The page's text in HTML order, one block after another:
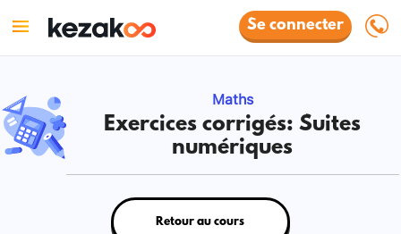
Se connecter
Maths
Exercices corrigés: Suites
numériques
Retour au cours